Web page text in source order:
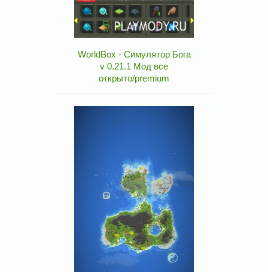
WorldBox - Симулятор Бога
v 0.21.1 Мод все
открыто/premium